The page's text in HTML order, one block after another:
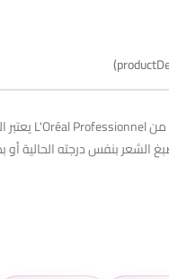
الشعر بنفس درجته الحالية أو